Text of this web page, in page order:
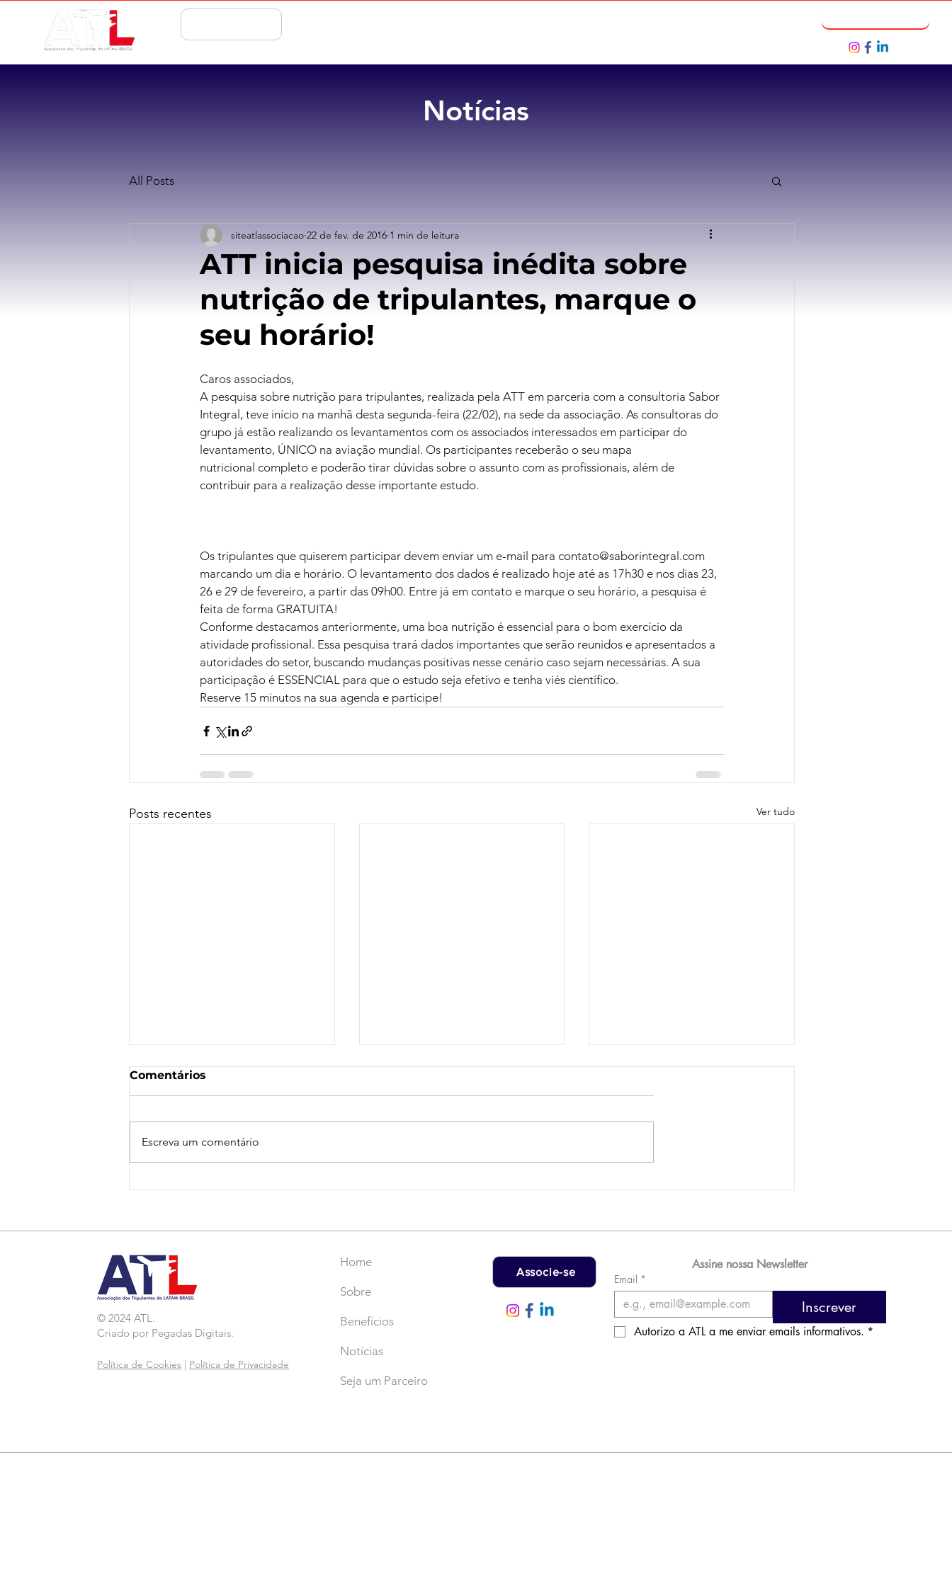
Notícias
All Posts
ATT inicia pesquisa inédita sobre
nutrição de tripulantes, marque o
seu horário!
siteatlassociacao 22 de fev. de 2016 1 min de leitura
Caros associados,
A pesquisa sobre nutrição para tripulantes, realizada pela ATT em parceria com a consultoria Sabor
Integral, teve início na manhã desta segunda-feira (22/02), na sede da associação. As consultoras do
grupo já estão realizando os levantamentos com os associados interessados em participar do
levantamento, ÚNICO na aviação mundial. Os participantes receberão o seu mapa
nutricional completo e poderão tirar dúvidas sobre o assunto com as profissionais, além de
contribuir para a realização desse importante estudo.
Os tripulantes que quiserem participar devem enviar um e-mail para contato@saborintegral.com
marcando um dia e horário. O levantamento dos dados é realizado hoje até as 17h30 e nos dias 23,
26 e 29 de fevereiro, a partir das 09h00. Entre já em contato e marque o seu horário, a pesquisa é
feita de forma GRATUITA!
Conforme destacamos anteriormente, uma boa nutrição é essencial para o bom exercício da
atividade profissional. Essa pesquisa trará dados importantes que serão reunidos e apresentados a
autoridades do setor, buscando mudanças positivas nesse cenário caso sejam necessárias. A sua
participação é ESSENCIAL para que o estudo seja efetivo e tenha viés científico.
Reserve 15 minutos na sua agenda e participe!
Posts recentes Ver tudo
Comentários
Escreva um comentário
© 2024 ATL.
Criado por Pegadas Digitais.
Política de Cookies Política de Privacidade
Home
Sobre
Benefícios
Notícias
Seja um Parceiro
Associe-se
Assine nossa Newsletter
Email *
Inscrever
Autorizo a ATL a me enviar emails informativos. *